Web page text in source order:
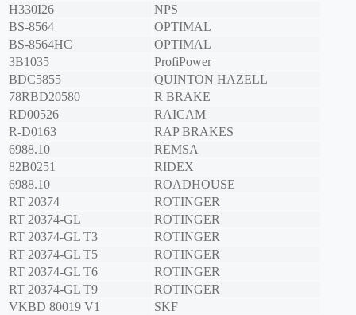
H330I26
NPS
BS-8564
OPTIMAL
BS-8564HC
OPTIMAL
3B1035
ProfiPower
BDC5855
QUINTON HAZELL
78RBD20580
R BRAKE
RD00526
RAICAM
R-D0163
RAP BRAKES
6988.10
REMSA
82B0251
RIDEX
6988.10
ROADHOUSE
RT 20374
ROTINGER
RT 20374-GL
ROTINGER
RT 20374-GL T3
ROTINGER
RT 20374-GL T5
ROTINGER
RT 20374-GL T6
ROTINGER
RT 20374-GL T9
ROTINGER
VKBD 80019 V1
SKF